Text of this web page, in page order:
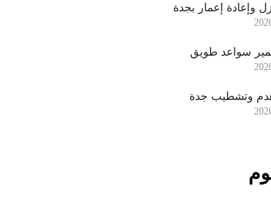
وإعادة إعمار بجدة
سواعد طويق
وتشطيب جدة